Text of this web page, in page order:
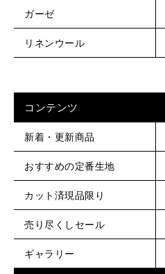
ガーゼ
リネンウール
コンテンツ
新着・更新商品
おすすめの定番生地
カット済現品限り
売り尽くしセール
ギャラリー